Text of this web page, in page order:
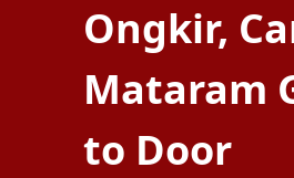
Ongkir,
Mataram
to Door